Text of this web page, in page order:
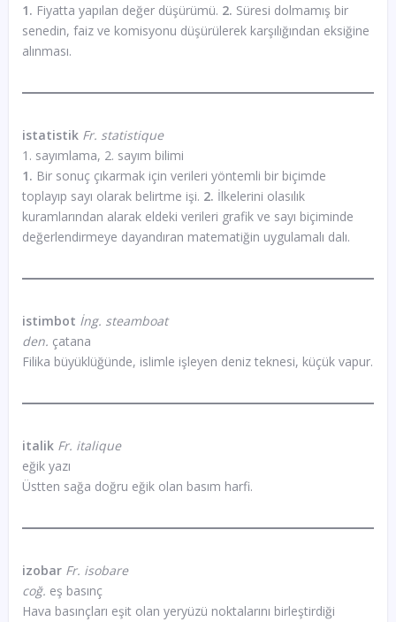
1. Fiyatta yapılan değer düşürümü. 2. Süresi dolmamış bir
senedin, faiz ve komisyonu düşürülerek karşılığından eksiğine
alınması.
istatistikFr. statistique
1. sayımlama, 2. sayım bilimi
1. Bir sonuç çıkarmak için verileri yöntemli bir biçimde
toplayıp sayı olarak belirtme işi. 2. İlkelerini olasılık
kuramlarından alarak eldeki verileri grafik ve sayı biçiminde
değerlendirmeye dayandıran matematiğin uygulamalı dalı.
istimbot İng. steamboat
den. çatana
Filika büyüklüğünde, islimle işleyen deniz teknesi, küçük vapur.
italikFr. italique
eğik yazı
Üstten sağa doğru eğik olan basım harfi.
izobarFr. isobare
coğ. eş basınç
Hava basınçları eşit olan yeryüzü noktalarını birleştirdiği